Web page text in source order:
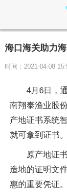
海口海关助力
时间：2021-04-08
4月6日，
南翔泰渔业股
产地证书系统
就可拿到证书。
原产地证
造地的证明文
惠的重要凭证